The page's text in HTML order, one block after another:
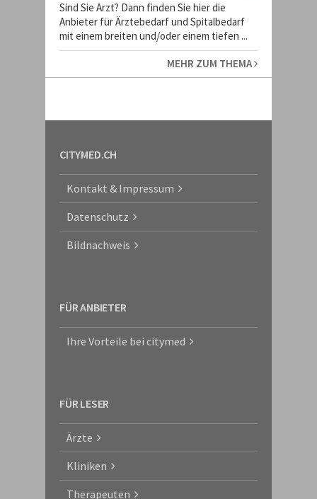
Sind Sie Arzt? Dann finden Sie hier die
Anbieter für Ärztebedarf und Spitalbedarf
mit einem breiten und/oder einem tiefen ...
MEHR ZUM THEMA
CITYMED.CH
Kontakt & Impressum
Datenschutz
Bildnachweis
FÜR ANBIETER
Ihre Vorteile bei citymed
FÜR LESER
Ärzte
Kliniken
Therapeuten